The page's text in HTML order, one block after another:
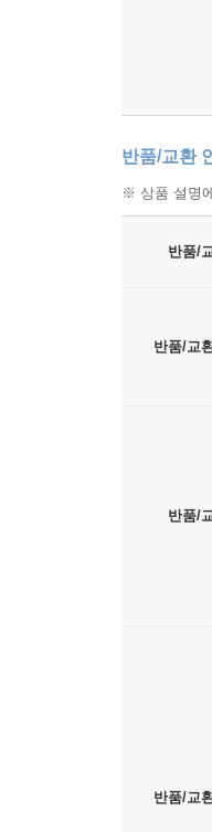
반품/교환
※ 상품 설명
반품/
반품/교
반품/
반품/교